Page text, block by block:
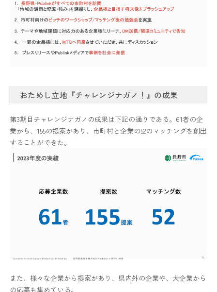
おためし立地『チャレンジナガノ！』の成果
第3期目チャレンジナガノの成果は下記の通りである。61者の企
業から、155の提案があり、市町村と企業の52のマッチングを創出
することができた。
また、様々な企業から提案があり、県内外の企業や、大企業から
の応募も集めている。